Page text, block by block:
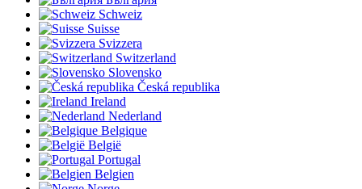
Schweiz
Suisse
Svizzera
Switzerland
Slovensko
Česká republika
Ireland
Nederland
Belgique
België
Portugal
Belgien